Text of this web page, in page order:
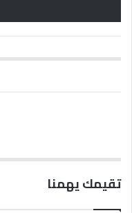
تقيمك يهمنا